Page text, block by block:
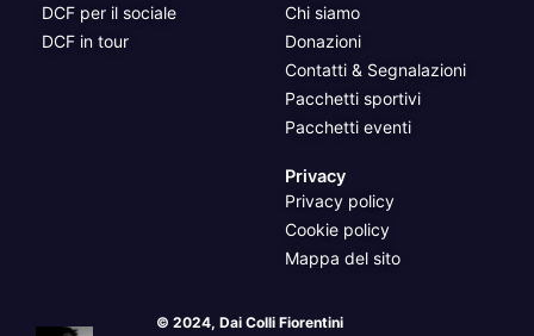
DCF per il sociale
DCF in tour
Chi siamo
Donazioni
Contatti & Segnalazioni
Pacchetti sportivi
Pacchetti eventi
Privacy
Privacy policy
Cookie policy
Mappa del sito
© 2024, Dai Colli Fiorentini